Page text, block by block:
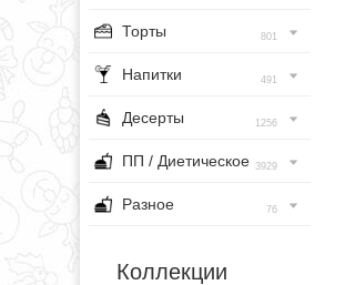
Торты 801
Напитки 491
Десерты 1256
ПП / Диетическое 3929
Разное 76
Коллекции